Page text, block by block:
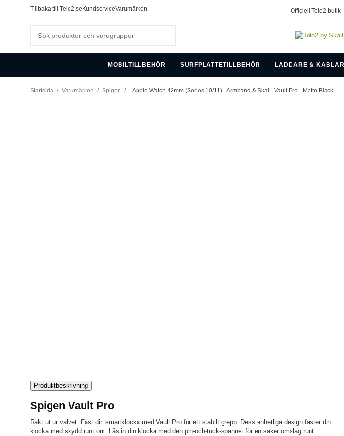
Tillbaka till Tele2.se KundserviceVarumärken Officiell Tele2-butik
MOBILTILLBEHÖR SURFPLATTETILLBEHÖR LADDARE & KABLAR
Startsida / Varumärken / Spigen / - Apple Watch 42mm (Series 10/11) - Armband & Skal - Vault Pro - Matte Black
Produktbeskrivning
Spigen Vault Pro
Rakt ut ur valvet. Fäst din smartklocka med Vault Pro för ett stabilt grepp. Dess enhetliga design fäster din
klocka med skydd runt om. Lås in din klocka med den pin-och-tuck-spännet för en säker omslag runt